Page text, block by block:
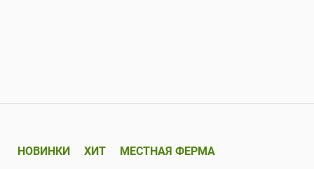
НОВИНКИ ХИТ
МЕСТНАЯ ФЕРМА